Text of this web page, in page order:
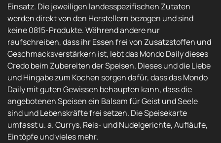
Einsatz. Die jeweiligen landesspezifischen Zutaten
werden direkt von den Herstellern bezogen und sind
keine 0815-Produkte. Während andere nur
raufschreiben, dass ihr Essen frei von Zusatzstoffen und
Geschmacksverstärkern ist, lebt das Mondo Daily dieses
Credo beim Zubereiten der Speisen. Dieses und die Liebe
und Hingabe zum Kochen sorgen dafür, dass das Mondo
Daily mit guten Gewissen behaupten kann, dass die
angebotenen Speisen ein Balsam für Geist und Seele
sind und Lebenskräfte frei setzen. Die Speisekarte
umfasst u. a. Currys, Reis- und Nudelgerichte, Aufläufe,
Eintöpfe und vieles mehr.